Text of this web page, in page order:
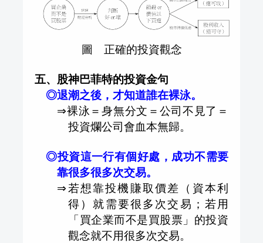
圖 正確的投資觀念
五、股神巴菲特的投資金句
◎退潮之後，才知道誰在裸泳。
⇒裸泳＝身無分文＝公司不見了＝
投資爛公司會血本無歸。
◎投資這一行有個好處，成功不需要
靠很多很多次交易。
⇒ 若想靠投機賺取價差（資本利
得）就需要很多次交易；若用
「買企業而不是買股票」的投資
觀念就不用很多次交易。